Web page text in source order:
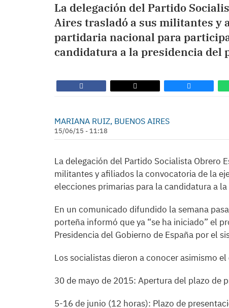
La delegación del Partido
Aires trasladó a sus militantes y
partidaria nacional para
candidatura a la presidencia del
MARIANA RUIZ, BUENOS AIRES
15/06/15 - 11:18
La delegación del Partido Socialista Obrero
militantes y afiliados la convocatoria de la
elecciones primarias para la candidatura a
En un comunicado difundido la semana
porteña informó que ya “se ha iniciado” el
Presidencia del Gobierno de España por el
Los socialistas dieron a conocer asimismo
30 de mayo de 2015: Apertura del plazo de
5-16 de junio (12 horas): Plazo de